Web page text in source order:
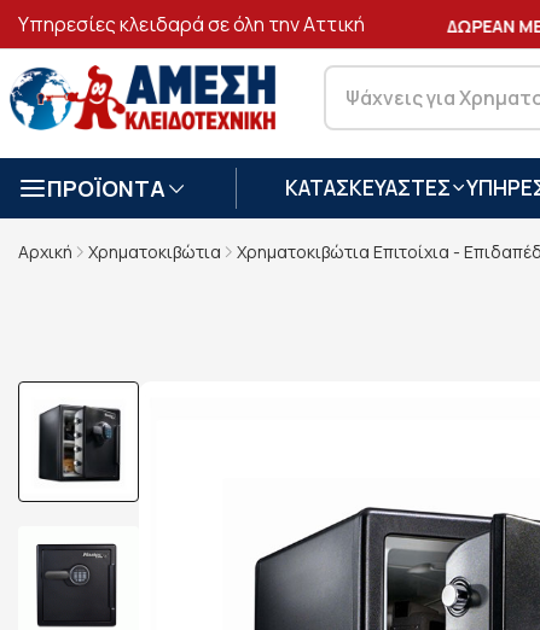
Υπηρεσίες κλειδαρά σε όλη την Αττική
ΑΣΦΑΛΕΙΣ ΣΥΝΑΛΛΑΓΕΣ ΔΩΡΕΑΝ
ΠΡΟΪΟΝΤΑ ΚΑΤΑΣΚΕΥΑΣΤΕΣ
Αρχική Χρηματοκιβώτια Χρηματοκιβώτια Επιτοίχια -